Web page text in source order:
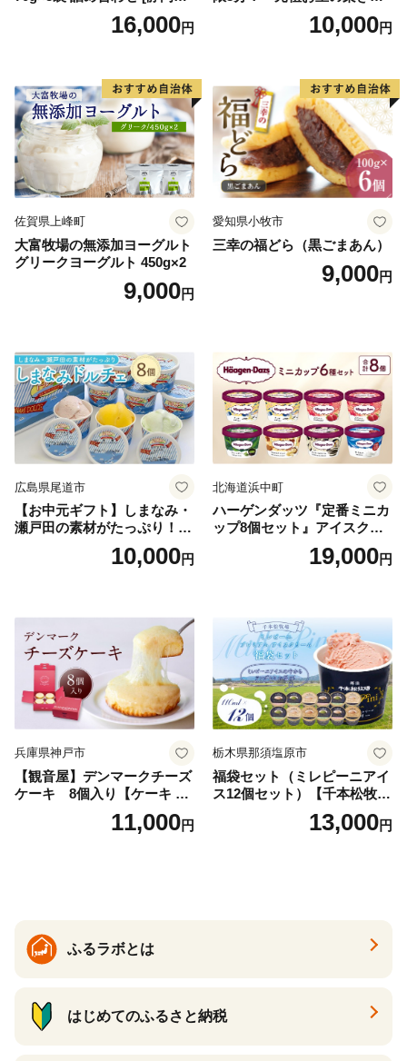
勢丹(松浦食品) 静岡県 吉田町
22424274] 芋ケンピ セット
16,000円
とんモンブラン」 【未来の
ご褒美】スイーツ 栗 モンブ
子 菓子 F4N-2298
10,000円
佐賀県上峰町
大富牧場の無添加ヨーグルト
グリークヨーグルト 450g×2
9,000円
愛知県小牧市
三幸の福どら（黒ごまあん）
9,000円
広島県尾道市
【お中元ギフト】しまなみ・
瀬戸田の素材がたっぷり！ジ
10,000円
北海道浜中町
ハーゲンダッツ『定番ミニカ
ップ8個セット』アイスクリ
ーム アイス スイーツ デザー
19,000円
兵庫県神戸市
【観音屋】デンマークチーズ
ケーキ 8個入り【ケーキ チ
ーズケーキ 人気スイーツ お
すすめスイーツ 神戸スイー
11,000円
栃木県那須塩原市
福袋セット（ミレピーニアイ
ス12個セット）【千本松牧
場】 ns025-014-12 【デザー
ト 詰め合わせ ギフト】
13,000円
ふるラボとは
はじめてのふるさと納税